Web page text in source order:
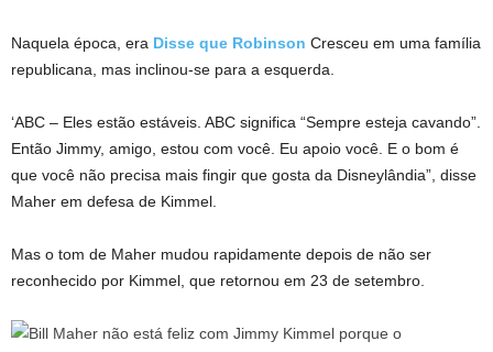
Naquela época, era Disse que Robinson Cresceu em uma família
republicana, mas inclinou-se para a esquerda.
‘ABC – Eles estão estáveis. ABC significa “Sempre esteja cavando”.
Então Jimmy, amigo, estou com você. Eu apoio você. E o bom é
que você não precisa mais fingir que gosta da Disneylândia”, disse
Maher em defesa de Kimmel.
Mas o tom de Maher mudou rapidamente depois de não ser
reconhecido por Kimmel, que retornou em 23 de setembro.